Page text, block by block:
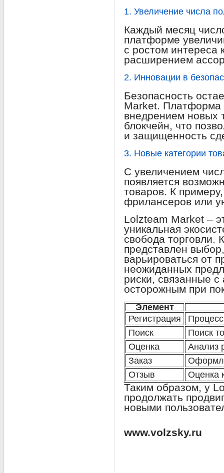
1. Увеличение числа
Каждый месяц
платформе
с ростом интереса
расширением
2. Инновации в
Безопасность
Market. Платформа
внедрением новых
блокчейн, что
и защищенность
3. Новые категории
С увеличением
появляется
товаров. К
фрилансеров или
Lolzteam Market –
уникальная
свобода торговли.
представлен
варьироваться от
неожиданных
риски, связанные
осторожным при
Элемент
Регистрация
Поиск
Поиск
Оценка
Анализ
Заказ
Отзыв
Оценка
Таким образом, у
продолжать
новыми
www.volzsky.ru